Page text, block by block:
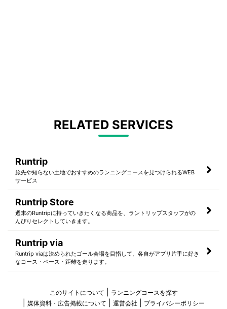
RELATED SERVICES
Runtrip
旅先や知らない土地でおすすめのランニングコースを見つけられるWEB
サービス
Runtrip Store
週末のRuntripに持っていきたくなる商品を、ラントリップスタッフがの
んびりセレクトしていきます。
Runtrip via
Runtrip viaは決められたゴール会場を目指して、各自がアプリ片手に好き
なコース・ペース・距離を走ります。
このサイトについて
ランニングコースを探す
媒体資料・広告掲載について
運営会社 プライバシーポリシー